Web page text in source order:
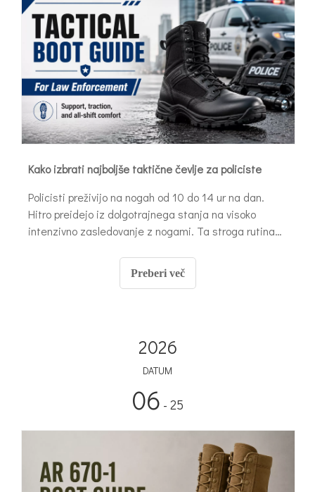
Kako izbrati najboljše taktične čevlje za policiste
Policisti preživijo na nogah od 10 do 14 ur na dan.
Hitro preidejo iz dolgotrajnega stanja na visoko
intenzivno zasledovanje z nogami. Ta stroga rutina
Preberi več
2026
DATUM
06 - 25